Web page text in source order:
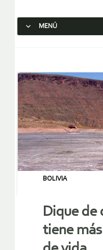
MENÚ
BOLIVIA
Dique de
tiene